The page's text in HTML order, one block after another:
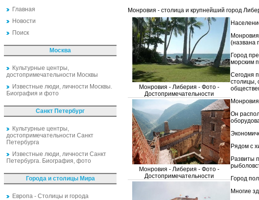
Главная
Новости
Поиск
Москва
Культурные центры,
достопримечательности Москвы
Известные люди, личности Москвы.
Биография и фото
Санкт Петербург
Культурные центры,
достопримечательности Санкт
Петербурга
Известные люди, личности Санкт
Петербурга. Биография, фото
Города и столицы Мира
Европа - Столицы и города
Монровия - Либерия - Фото -
Достопримечательности
Монровия - столица и крупнейший город
(названа
Город
морским
Монровия - Либерия - Фото -
Достопримечательности
Сегодня
столицы,
Он
Рядом с
Развиты
Город
Многие